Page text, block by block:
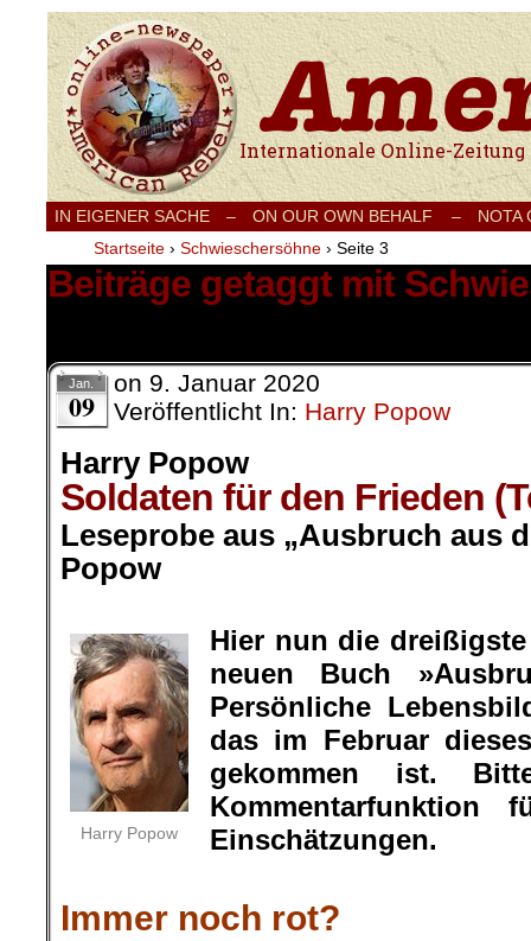
Internationale Onlinezeitung für Frieden,
IN EIGENER SACHE – ON OUR OWN BEHALF –
NOTA
Startseite › Schwieschersöhne › Seite 3
Beiträge getaggt mit
Jan.
09
on 9. Januar 2020
Veröffentlicht In: Harry Popow
Harry Popow
Soldaten für den Frieden
Leseprobe aus „Ausbruch aus
Popow
Harry Popow
Hier nun die
neuen Buch
Persönliche
das im Februar
gekommen ist.
Einschätzungen.
Immer noch rot?